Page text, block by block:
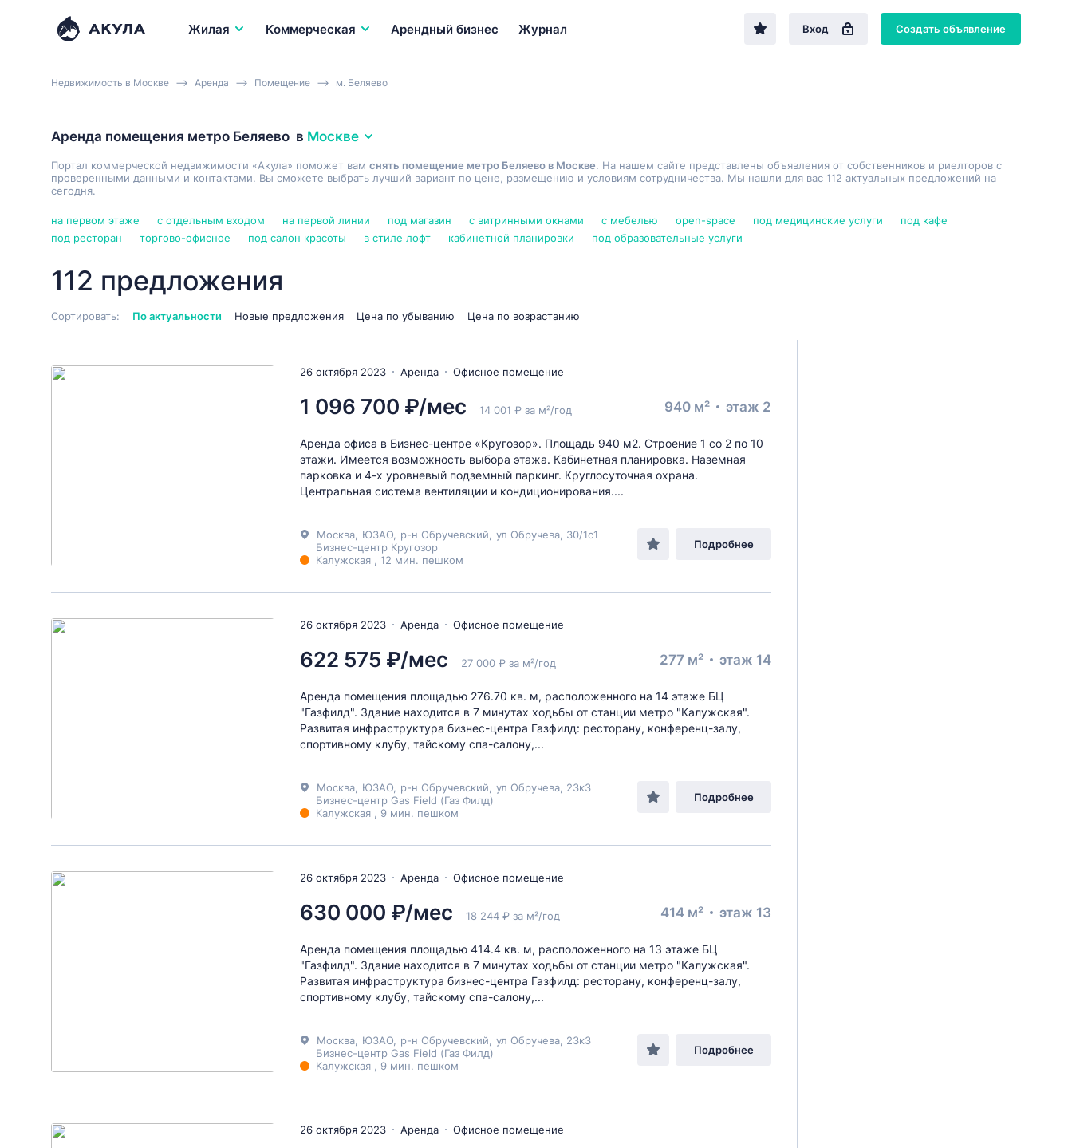
Жилая Коммерческая Арендный бизнес Журнал Вход Создать объявление
Недвижимость в Москве Аренда Помещение м. Беляево
Аренда помещения метро Беляево в Москве
Портал коммерческой недвижимости «Акула» поможет вам снять помещение метро Беляево в Москве. На нашем сайте представлены объявления от собственников и риелторов с
проверенными данными и контактами. Вы сможете выбрать лучший вариант по цене, размещению и условиям сотрудничества. Мы нашли для вас 112 актуальных предложений на
сегодня.
на первом этаже с отдельным входом на первой линии под магазин с витринными окнами с мебелью open-space под медицинские услуги
под кафе
под ресторан
торгово-офисное под салон красоты в стиле лофт кабинетной планировки под образовательные услуги
112 предложения
Сортировать: По актуальности Новые предложения Цена по убыванию Цена по возрастанию
26 октября 2023 Аренда Офисное помещение
1 096 700 ₽/мес 14 001 ₽ за м²/год 940 м² этаж 2
Аренда офиса в Бизнес-центре «Кругозор». Площадь 940 м2. Строение 1 со 2 по 10
этажи. Имеется возможность выбора этажа. Кабинетная планировка. Наземная
парковка и 4-х уровневый подземный паркинг. Круглосуточная охрана.
Центральная система вентиляции и кондиционирования....
Москва ЮЗАО р-н Обручевский ул Обручева , 30/1с1
Бизнес-центр Кругозор
Калужская , 12 мин. пешком
Подробнее
26 октября 2023 Аренда Офисное помещение
622 575 ₽/мес 27 000 ₽ за м²/год 277 м² этаж 14
Аренда помещения площадью 276.70 кв. м, расположенного на 14 этаже БЦ
"Газфилд". Здание находится в 7 минутах ходьбы от станции метро "Калужская".
Развитая инфраструктура бизнес-центра Газфилд: ресторану, конференц-залу,
спортивному клубу, тайскому спа-салону,...
Москва ЮЗАО р-н Обручевский ул Обручева , 23к3
Бизнес-центр Gas Field (Газ Филд)
Калужская , 9 мин. пешком
Подробнее
26 октября 2023 Аренда Офисное помещение
630 000 ₽/мес 18 244 ₽ за м²/год 414 м² этаж 13
Аренда помещения площадью 414.4 кв. м, расположенного на 13 этаже БЦ
"Газфилд". Здание находится в 7 минутах ходьбы от станции метро "Калужская".
Развитая инфраструктура бизнес-центра Газфилд: ресторану, конференц-залу,
спортивному клубу, тайскому спа-салону,...
Москва ЮЗАО р-н Обручевский ул Обручева , 23к3
Бизнес-центр Gas Field (Газ Филд)
Калужская , 9 мин. пешком
Подробнее
26 октября 2023 Аренда Офисное помещение